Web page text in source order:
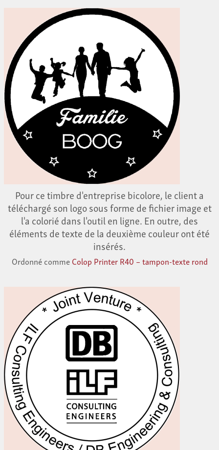
Pour ce timbre d'entreprise bicolore, le client a
téléchargé son logo sous forme de fichier image et
l'a colorié dans l'outil en ligne. En outre, des
éléments de texte de la deuxième couleur ont été
insérés.
Ordonné commeColop Printer R40 – tampon-texte rond